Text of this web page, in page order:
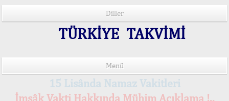
Diller
TÜRKİYE TAKVİMİ
Menü
15 Lisânda Namaz Vakitleri
İmsâk Vakti Hakkında Mühim Açıklama !..